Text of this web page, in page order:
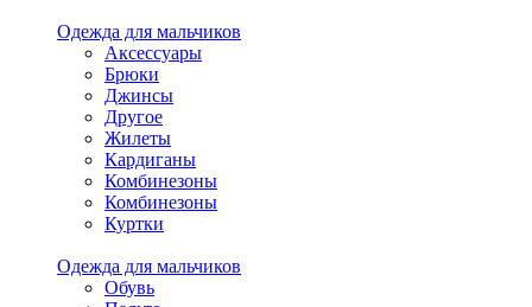
Одежда для мальчиков
Аксессуары
Брюки
Джинсы
Другое
Жилеты
Кардиганы
Комбинезоны
Комбинезоны
Куртки
Одежда для мальчиков
Обувь